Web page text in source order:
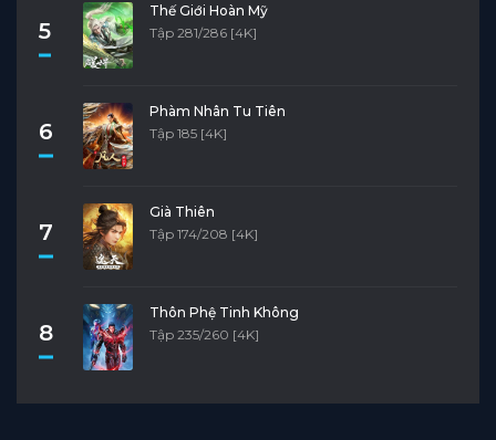
5
Thế Giới Hoàn Mỹ
Tập 281/286 [4K]
6
Phàm Nhân Tu Tiên
Tập 185 [4K]
7
Già Thiên
Tập 174/208 [4K]
8
Thôn Phệ Tinh Không
Tập 235/260 [4K]